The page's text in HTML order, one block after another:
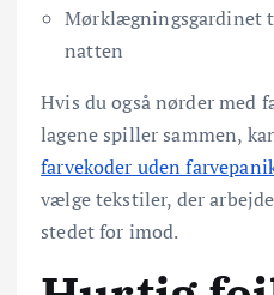
Mørklægningsgardinet
natten
Hvis du også nørder med
lagene spiller sammen,
farvekoder uden
vælge tekstiler, der
stedet for imod.